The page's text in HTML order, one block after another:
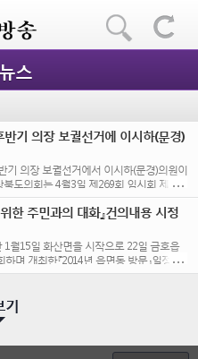
스
기 의장 보궐선거에 이시하(문경)
기 의장 보궐선거에서 이시하(문경)의원이
도의회는 4월3일 제269회 임시회 제2차
상임위원회에서 처리된 각종 민생관련
한 주민과의 대화』건의내용 시정
1월15일 화산면을 시작으로 22일 금호읍
며 개최한『2014년 읍면동 방문』일정을
응속에 모두 끝을 [...]
기